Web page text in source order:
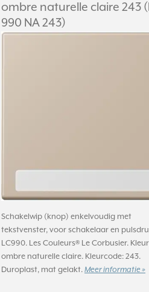
ombre naturelle claire 243
990 NA 243)
Schakelwip (knop) enkelvoudig met
tekstvenster, voor schakelaar en
LC990. Les Couleurs® Le Corbusier.
ombre naturelle claire. Kleurcode: 243.
Duroplast, mat gelakt. Meer informatie »